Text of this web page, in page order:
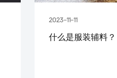
2023-11-11
什么是服装辅料？